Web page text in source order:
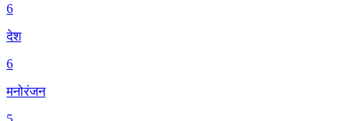
6
देश
6
मनोरंजन